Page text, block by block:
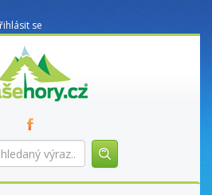
se
Zadejte
hledaný